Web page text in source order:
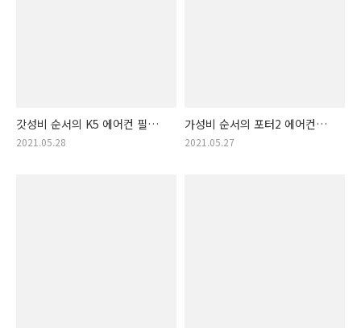
갓성비 순서의 K5 에어컨 필터
상품 공개. K5 에어컨필터 상품
2021.05.28
가성비 순서의 포터2 에어컨
필터 물품 리스트!! 포터2
2021.05.27